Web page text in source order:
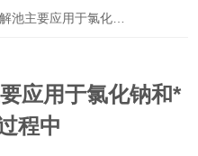
用于氯化钠和*的生产过程中
应用于氯化钠和*
程中